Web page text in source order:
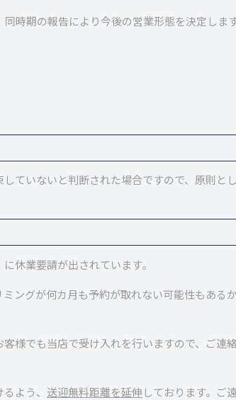
時期の報告により今後の営業形態を決定します
ていないと判断された場合ですので、原則と
休業要請が出されています。
ングが何カ月も予約が取れない可能性もある
様でも当店で受け入れを行いますので、ご連
よう、 送迎無料距離を延伸 しております。ご